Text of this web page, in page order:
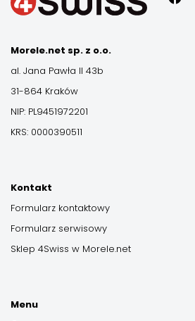
Morele.net sp. z o.o.
al. Jana Pawła II 43b
31-864 Kraków
NIP: PL9451972201
KRS: 0000390511
Kontakt
Formularz kontaktowy
Formularz serwisowy
Sklep 4Swiss w Morele.net
Menu